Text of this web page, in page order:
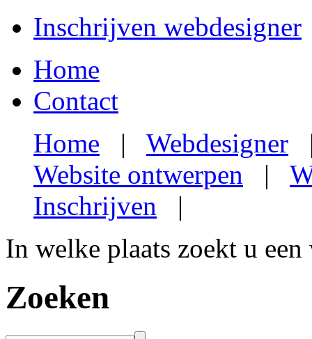
Inschrijven webdesigner
Home
Contact
Home | Webdesigner
Website ontwerpen |
Inschrijven |
In welke plaats zoekt u een
Zoeken